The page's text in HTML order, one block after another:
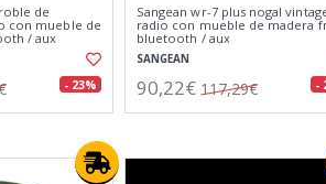
de
con mueble de
/ aux
- 23%
Sangean wr-7 plus nogal
radio con mueble de madera
bluetooth / aux
SANGEAN
90,22€ 117,29€ -